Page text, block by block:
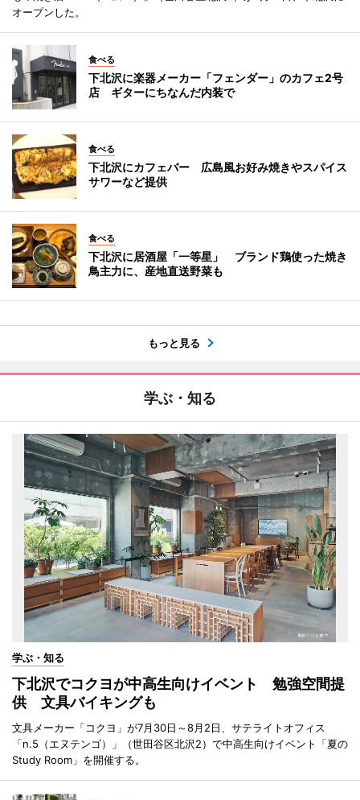
オープンした。
食べる
下北沢に楽器メーカー「フェンダー」のカフェ2号
店 ギターにちなんだ内装で
食べる
下北沢にカフェバー 広島風お好み焼きやスパイス
サワーなど提供
食べる
下北沢に居酒屋「一等星」 ブランド鶏使った焼き
鳥主力に、産地直送野菜も
もっと見る
学ぶ・知る
学ぶ・知る
下北沢でコクヨが中高生向けイベント 勉強空間提
供 文具バイキングも
文具メーカー「コクヨ」が7月30日～8月2日、サテライトオフィス
「n.5（エヌテンゴ）」（世田谷区北沢2）で中高生向けイベント「夏の
Study Room」を開催する。